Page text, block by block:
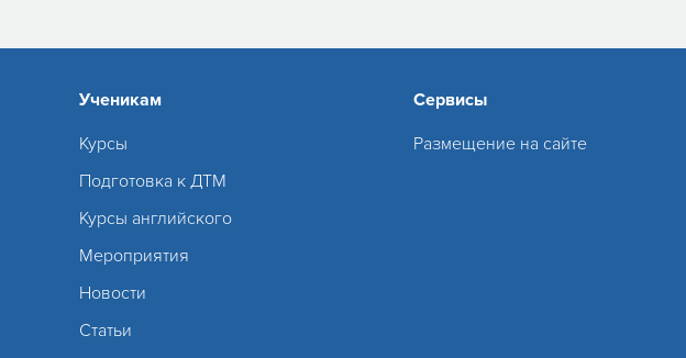
Ученикам
Курсы
Подготовка к ДТМ
Курсы английского
Мероприятия
Новости
Статьи
Сервисы
Размещение на сайте